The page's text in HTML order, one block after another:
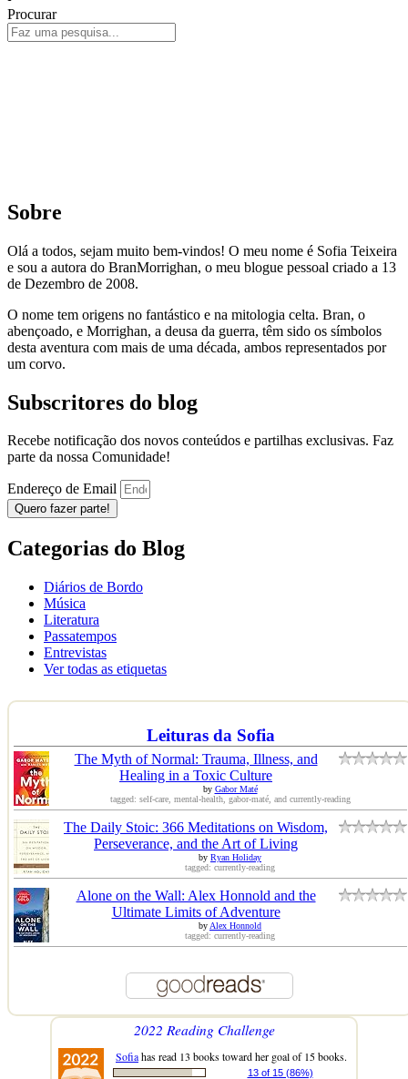
Procurar
Sobre
Olá a todos, sejam muito bem-vindos! O meu nome é Sofia Teixeira
e sou a autora do BranMorrighan, o meu blogue pessoal criado a 13
de Dezembro de 2008.
O nome tem origens no fantástico e na mitologia celta. Bran, o
abençoado, e Morrighan, a deusa da guerra, têm sido os símbolos
desta aventura com mais de uma década, ambos representados por
um corvo.
Subscritores do blog
Recebe notificação dos novos conteúdos e partilhas exclusivas. Faz
parte da nossa Comunidade!
Endereço de Email
Quero fazer parte!
Categorias do Blog
Diários de Bordo
Música
Literatura
Passatempos
Entrevistas
Ver todas as etiquetas
Leituras da Sofia
The Myth of Normal: Trauma, Illness, and
Healing in a Toxic Culture
by Gabor Maté
tagged: self-care, mental-health, gabor-maté, and currently-reading
The Daily Stoic: 366 Meditations on Wisdom,
Perseverance, and the Art of Living
by Ryan Holiday
tagged: currently-reading
Alone on the Wall: Alex Honnold and the
Ultimate Limits of Adventure
by Alex Honnold
tagged: currently-reading
2022 Reading Challenge
Sofiahas read 13 books toward her goal of 15 books.
13 of 15 (86%)